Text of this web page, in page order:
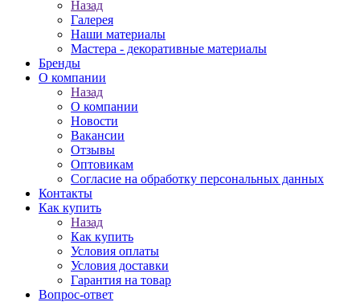
Назад
Галерея
Наши материалы
Мастера - декоративные материалы
Бренды
О компании
Назад
О компании
Новости
Вакансии
Отзывы
Оптовикам
Cогласие на обработку персональных данных
Контакты
Как купить
Назад
Как купить
Условия оплаты
Условия доставки
Гарантия на товар
Вопрос-ответ